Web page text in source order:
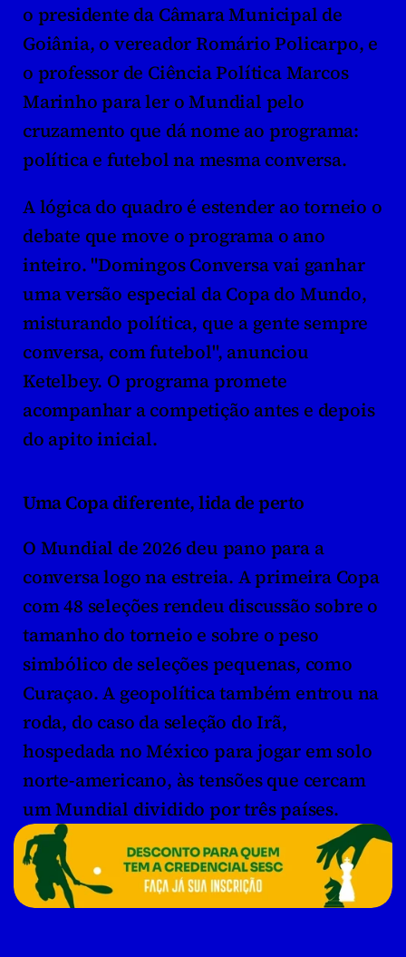
o presidente da Câmara Municipal de
Goiânia, o vereador Romário Policarpo, e
o professor de Ciência Política Marcos
Marinho para ler o Mundial pelo
cruzamento que dá nome ao programa:
política e futebol na mesma conversa.
A lógica do quadro é estender ao torneio o
debate que move o programa o ano
inteiro. "Domingos Conversa vai ganhar
uma versão especial da Copa do Mundo,
misturando política, que a gente sempre
conversa, com futebol", anunciou
Ketelbey. O programa promete
acompanhar a competição antes e depois
do apito inicial.
Uma Copa diferente, lida de perto
O Mundial de 2026 deu pano para a
conversa logo na estreia. A primeira Copa
com 48 seleções rendeu discussão sobre o
tamanho do torneio e sobre o peso
simbólico de seleções pequenas, como
Curaçao. A geopolítica também entrou na
roda, do caso da seleção do Irã,
hospedada no México para jogar em solo
norte-americano, às tensões que cercam
um Mundial dividido por três países.